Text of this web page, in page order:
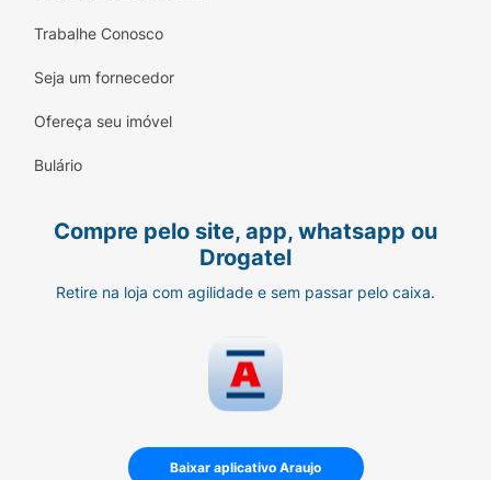
Trabalhe Conosco
Seja um fornecedor
Ofereça seu imóvel
Bulário
Compre pelo site, app, whatsapp ou
Drogatel
Retire na loja com agilidade e sem passar pelo caixa.
Baixar aplicativo Araujo